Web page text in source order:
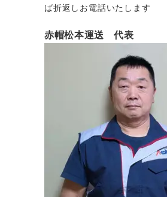
ば折返しお電話いたします
赤帽松本運送 代表